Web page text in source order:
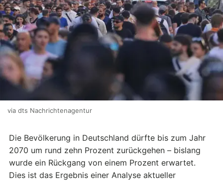
via dts Nachrichtenagentur
Die Bevölkerung in Deutschland dürfte bis zum Jahr
2070 um rund zehn Prozent zurückgehen – bislang
wurde ein Rückgang von einem Prozent erwartet.
Dies ist das Ergebnis einer Analyse aktueller